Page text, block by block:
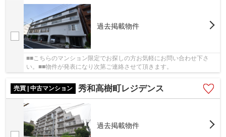
過去掲載物件
■■こちらのマンション限定でお探しの方お気軽にお問い合わせ下さ
い。■■物件が発表になり次第ご連絡させて頂きます。
売買 | 中古マンション 秀和高樹町レジデンス
過去掲載物件